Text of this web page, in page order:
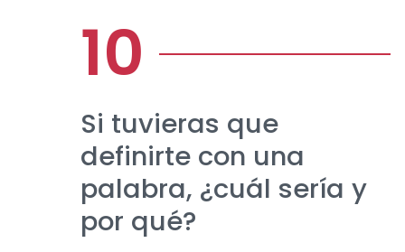
Si tuvieras que
definirte con una
palabra, ¿cuál sería y
por qué?